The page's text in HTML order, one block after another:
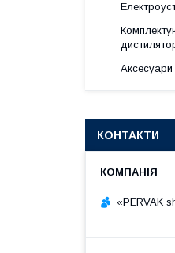
Аксесуари
КОНТАКТИ
«PERVAK